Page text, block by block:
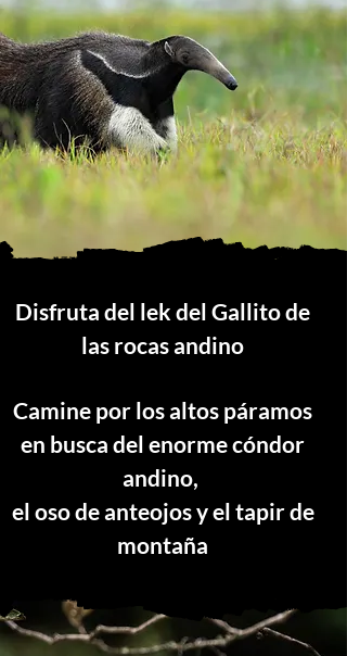
Disfruta del lek del Gallito de
las rocas andino
Camine por los altos páramos
en busca del enorme cóndor
andino,
el oso de anteojos yel tapir de
montaña